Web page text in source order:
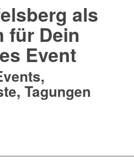
als
für Dein
Event
Tagungen